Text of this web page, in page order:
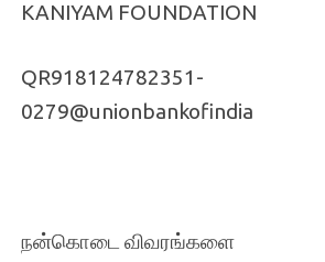
KANIYAM FOUNDATION
QR918124782351-
0279@unionbankofindia
நன்கொடை விவரங்களை